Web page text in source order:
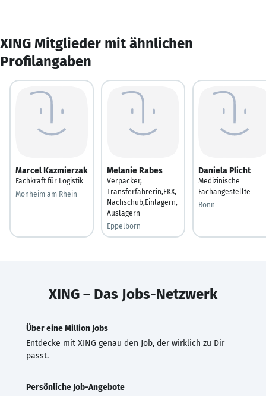
XING Mitglieder mit ähnlichen
Profilangaben
Marcel Kazmierzak
Fachkraft für Logistik
Monheim am Rhein
Melanie Rabes
Verpacker,
Transferfahrerin,EKX,
Nachschub,Einlagern,
Auslagern
Eppelborn
Daniela Plicht
Medizinische
Fachangestellte
Bonn
XING – Das Jobs-Netzwerk
Über eine Million Jobs
Entdecke mit XING genau den Job, der wirklich zu Dir
passt.
Persönliche Job-Angebote